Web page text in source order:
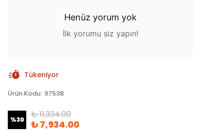
Henüz yorum yok
İlk yorumu siz yapın!
Tükeniyor
Ürün Kodu: 97538
%30 ₺ 11,334.00
₺ 7,934.00